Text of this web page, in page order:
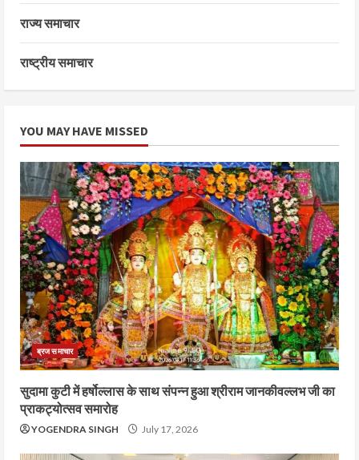
राज्य समाचार
राष्ट्रीय समाचार
YOU MAY HAVE MISSED
ब्रज समाचार
सुदामा कुटी में हर्षोल्लास के साथ संपन्न हुआ श्रीराम जानकीवल्लभ जी का
प्राकट्योत्सव समारोह
YOGENDRA SINGH July 17, 2026